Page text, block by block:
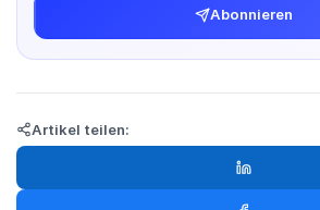
Abonnieren
Artikel teilen: